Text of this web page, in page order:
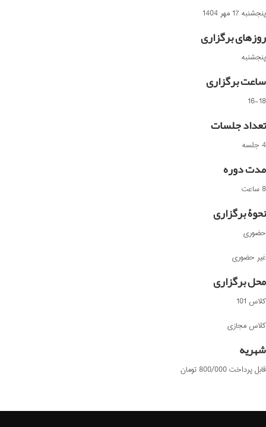
پنجشنبه 17 مهر 1404
روزهای برگزاری
پنجشنبه
ساعت برگزاری
16-18
تعداد جلسات
4 جلسه
مدت دوره
8 ساعت
نحوۀ برگزاری
حضوری
غیر حضوری
محل برگزاری
کلاس 101
کلاس مجازی
شهریه
قابل پرداخت 800/000 تومان